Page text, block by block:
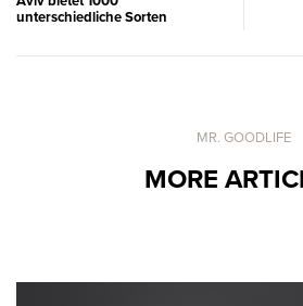
unterschiedliche Sorten
MR. GOODLIFE
MORE